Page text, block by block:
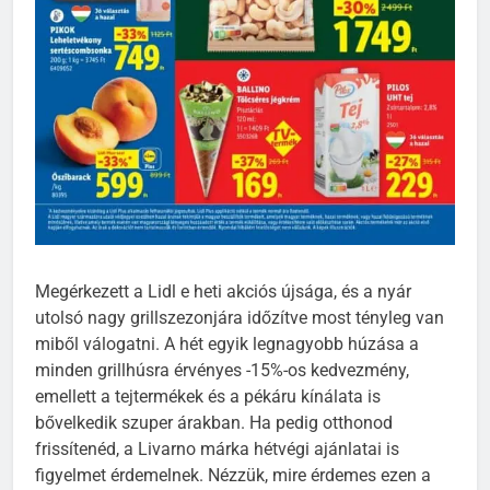
Megérkezett a Lidl e heti akciós újsága, és a nyár
utolsó nagy grillszezonjára időzítve most tényleg van
miből válogatni. A hét egyik legnagyobb húzása a
minden grillhúsra érvényes -15%-os kedvezmény,
emellett a tejtermékek és a pékáru kínálata is
bővelkedik szuper árakban. Ha pedig otthonod
frissítenéd, a Livarno márka hétvégi ajánlatai is